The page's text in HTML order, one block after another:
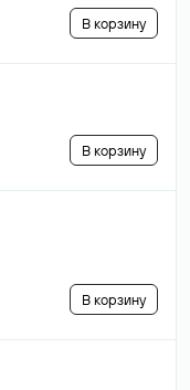
В корзину
В корзину
В корзину